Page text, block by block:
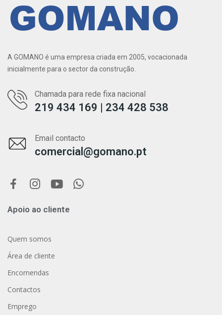
A GOMANO é uma empresa criada em 2005, vocacionada
inicialmente para o sector da construção.
Chamada para rede fixa nacional
219 434 169 | 234 428 538
Email contacto
comercial@gomano.pt
Apoio ao cliente
Quem somos
Área de cliente
Encomendas
Contactos
Emprego